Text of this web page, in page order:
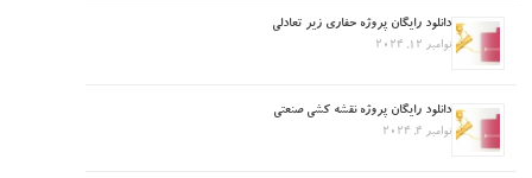
دانلود رایگان پروژه حفاری زیر تعادلی
نوامبر 12, 2024
دانلود رایگان پروژه نقشه کشی صنعتی
نوامبر 4, 2024